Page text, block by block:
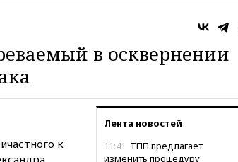
в осквернении
Лента новостей
11:41 ТПП предлагает
изменить процедуру
к